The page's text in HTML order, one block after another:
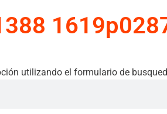
utilizando el formulario de